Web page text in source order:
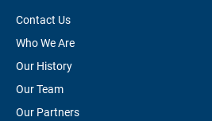
Contact Us
Who We Are
Our History
Our Team
Our Partners